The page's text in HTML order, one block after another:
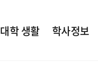
대학 생활 학사정보